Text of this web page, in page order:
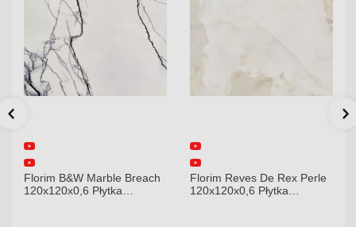
Florim B&W Marble Breach
120x120x0,6 Płytka
Florim Reves De Rex Perle
120x120x0,6 Płytka